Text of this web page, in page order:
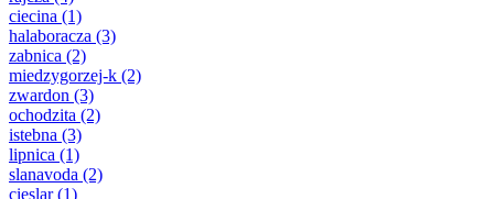
ciecina (1)
halaboracza (3)
zabnica (2)
miedzygorzej-k (2)
zwardon (3)
ochodzita (2)
istebna (3)
lipnica (1)
slanavoda (2)
cieslar(1)